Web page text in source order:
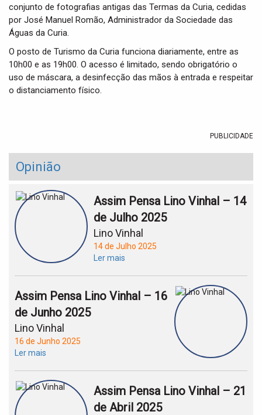
conjunto de fotografias antigas das Termas da Curia, cedidas
por José Manuel Romão, Administrador da Sociedade das
Águas da Curia.
O posto de Turismo da Curia funciona diariamente, entre as
10h00 e as 19h00. O acesso é limitado, sendo obrigatório o
uso de máscara, a desinfecção das mãos à entrada e respeitar
o distanciamento físico.
PUBLICIDADE
Opinião
Assim Pensa Lino Vinhal – 14
de Julho 2025
Lino Vinhal
14 de Julho 2025
Ler mais
Assim Pensa Lino Vinhal – 16
de Junho 2025
Lino Vinhal
16 de Junho 2025
Ler mais
Assim Pensa Lino Vinhal – 21
de Abril 2025